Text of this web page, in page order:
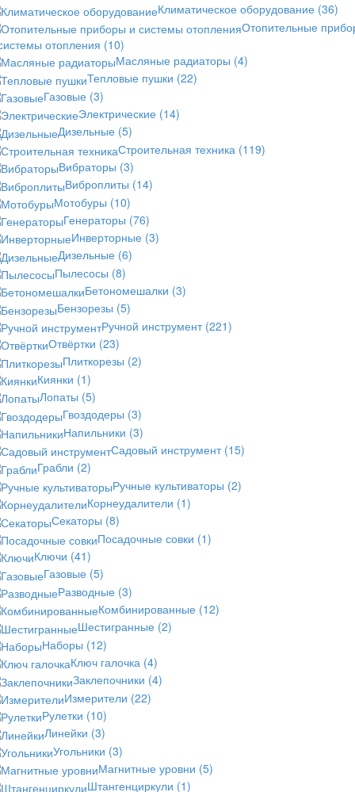
Климатическое оборудование (36)
Отопительные
отопления (10)
Масляные радиаторы (4)
Тепловые пушки (22)
Газовые (3)
Электрические (14)
Дизельные (5)
Строительная техника (119)
Вибраторы (3)
Виброплиты (14)
Мотобуры (10)
Генераторы (76)
Инверторные (3)
Дизельные (6)
Пылесосы (8)
Бетономешалки (3)
Бензорезы (5)
Ручной инструмент (221)
Отвёртки (23)
Плиткорезы (2)
Киянки (1)
Лопаты (5)
Гвоздодеры (3)
Напильники (3)
Садовый инструмент (15)
Грабли (2)
Ручные культиваторы (2)
Корнеудалители (1)
Секаторы (8)
Посадочные совки (1)
Ключи (41)
Газовые (5)
Разводные (3)
Комбинированные (12)
Шестигранные (2)
Наборы (12)
Ключ галочка (4)
Заклепочники (4)
Измерители (22)
Рулетки (10)
Линейки (3)
Угольники (3)
Магнитные уровни (5)
Штангенциркули (1)